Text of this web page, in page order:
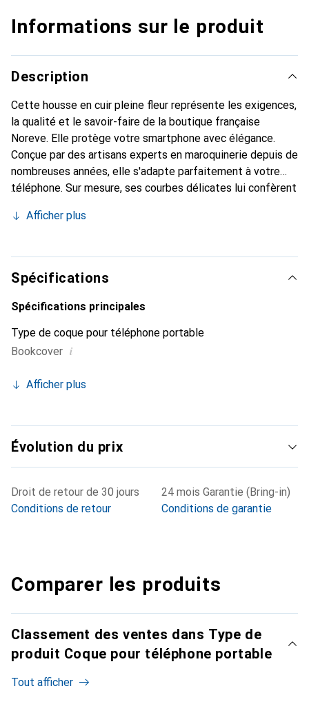
Informations sur le produit
Description
Cette housse en cuir pleine fleur représente les exigences,
la qualité et le savoir-faire de la boutique française
Noreve. Elle protège votre smartphone avec élégance.
Conçue par des artisans experts en maroquinerie depuis de
nombreuses années, elle s'adapte parfaitement à votre
téléphone. Sur mesure, ses courbes délicates lui confèrent
et indispensable de votre smartphone. Reconnaître
marque Noreve est un choix sûr pour une clientèle
exigeante.
Afficher plus
Spécifications
Spécifications principales
Type de coque pour téléphone portable
Bookcover i
Afficher plus
Évolution du prix
Droit de retour de 30 jours
Conditions de retour
24 mois Garantie (Bring-in)
Conditions de garantie
Comparer les produits
Classement des ventes dans Type de
produit Coque pour téléphone portable
Tout afficher